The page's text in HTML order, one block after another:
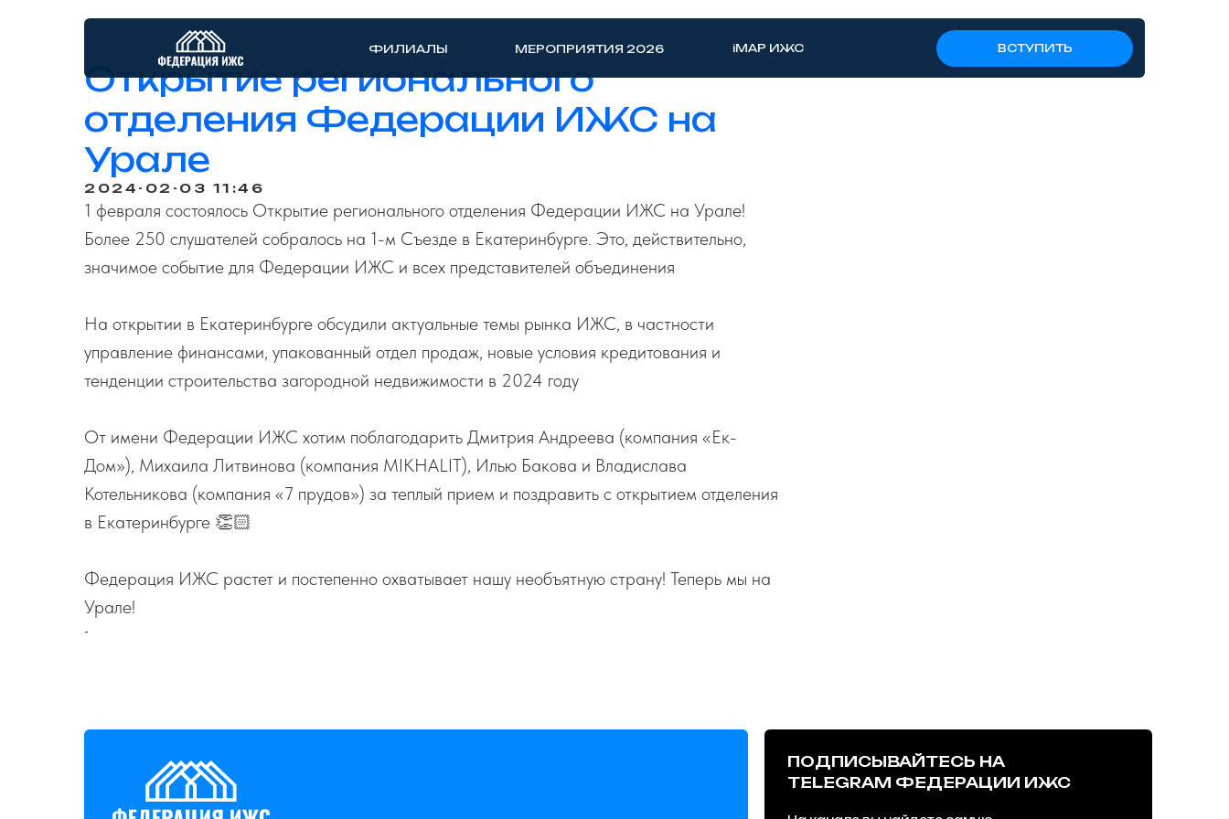
iMAP ИЖС
МЕРОПРИЯТИЯ 2026
ФИЛИАЛЫ ВСТУПИТЬ
Открытие регионального
отделения Федерации ИЖС на
Урале
2024-02-03 11:46
1 февраля состоялось Открытие регионального отделения Федерации ИЖС на Урале!
Более 250 слушателей собралось на 1-м Съезде в Екатеринбурге. Это, действительно,
значимое событие для Федерации ИЖС и всех представителей объединения
На открытии в Екатеринбурге обсудили актуальные темы рынка ИЖС, в частности
управление финансами, упакованный отдел продаж, новые условия кредитования и
тенденции строительства загородной недвижимости в 2024 году
От имени Федерации ИЖС хотим поблагодарить Дмитрия Андреева (компания «Ек-
Дом»), Михаила Литвинова (компания MIKHALIT), Илью Бакова и Владислава
Котельникова (компания «7 прудов») за теплый прием и поздравить с открытием отделения
в Екатеринбурге 👏🏻
Федерация ИЖС растет и постепенно охватывает нашу необъятную страну! Теперь мы на
Урале!
-
ПОДПИСЫВАЙТЕСЬ НА
TELEGRAM ФЕДЕРАЦИИ ИЖС